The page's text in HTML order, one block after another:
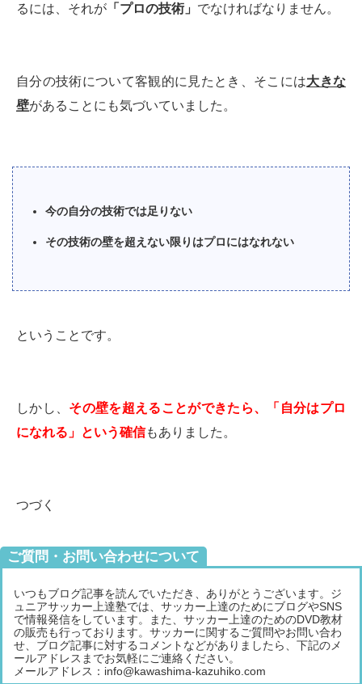
るには、それが 「プロの技術」 でなければなりません。
自分の技術について客観的に見たとき、そこには大きな
壁があることにも気づいていました。
今の自分の技術では足りない
その技術の壁を超えない限りはプロにはなれない
ということです。
しかし、 その壁を超えることができたら、「自分はプロ
になれる」という確信もありました。
つづく
ご質問・お問い合わせについて
いつもブログ記事を読んでいただき、ありがとうございます。ジ
ュニアサッカー上達塾では、サッカー上達のためにブログやSNS
で情報発信をしています。また、サッカー上達のためのDVD教材
の販売も行っております。サッカーに関するご質問やお問い合わ
せ、ブログ記事に対するコメントなどがありましたら、下記のメ
ールアドレスまでお気軽にご連絡ください。
メールアドレス：info@kawashima-kazuhiko.com